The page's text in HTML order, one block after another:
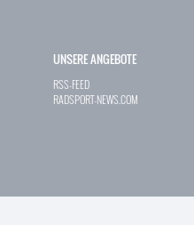
UNSERE ANGEBOTE
RSS-FEED
RADSPORT-NEWS.COM